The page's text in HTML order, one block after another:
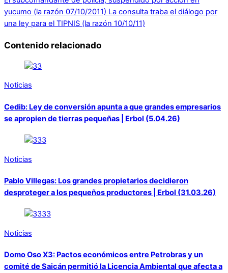
yucumo (la razón 07/10/2011) La consulta traba el diálogo por
una ley para el TIPNIS (la razón 10/10/11)
Contenido relacionado
Noticias
Cedib: Ley de conversión apunta a que grandes empresarios
se apropien de tierras pequeñas | Erbol (5.04.26)
Noticias
Pablo Villegas: Los grandes propietarios decidieron
desproteger a los pequeños productores | Erbol (31.03.26)
Noticias
Domo Oso X3: Pactos económicos entre Petrobras y un
comité de Saicán permitió la Licencia Ambiental que afecta a